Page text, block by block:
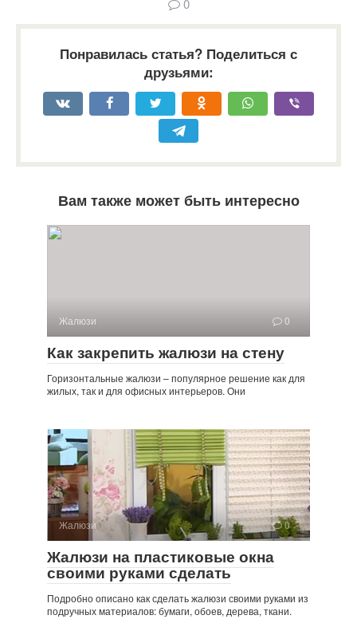
0
Понравилась статья? Поделиться с
друзьями:
Вам также может быть интересно
Жалюзи 0
Как закрепить жалюзи на стену
Горизонтальные жалюзи – популярное решение как для
жилых, так и для офисных интерьеров. Они
Жалюзи 0
Жалюзи на пластиковые окна
своими руками сделать
Подробно описано как сделать жалюзи своими руками из
подручных материалов: бумаги, обоев, дерева, ткани.